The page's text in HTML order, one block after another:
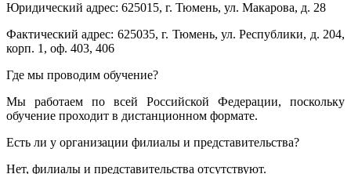
Юридический адрес: 625015, г. Тюмень, ул. Макарова, д. 28
Фактический адрес: 625035, г. Тюмень, ул. Республики, д. 204,
корп. 1, оф. 403, 406
Где мы проводим обучение?
Мы работаем по всей Российской Федерации, поскольку
обучение проходит в дистанционном формате.
Есть ли у организации филиалы и представительства?
Нет, филиалы и представительства отсутствуют.